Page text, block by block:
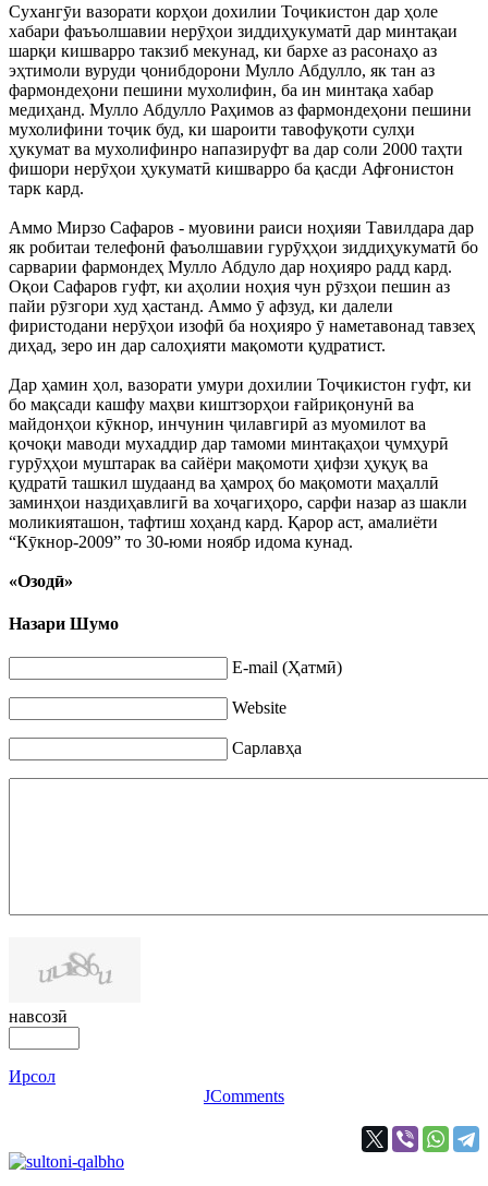
Сухангӯи вазорати корҳои дохилии Тоҷикистон дар ҳоле
хабари фаъъолшавии нерӯҳои зиддиҳукуматӣ дар минтақаи
шарқи кишварро такзиб мекунад, ки бархе аз расонаҳо аз
эҳтимоли вуруди ҷонибдорони Мулло Абдулло, як тан аз
фармондеҳони пешини мухолифин, ба ин минтақа хабар
медиҳанд. Мулло Абдулло Раҳимов аз фармондеҳони пешини
мухолифини тоҷик буд, ки шароити тавофуқоти сулҳи
ҳукумат ва мухолифинро напазируфт ва дар соли 2000 таҳти
фишори нерӯҳои ҳукуматӣ кишварро ба қасди Афғонистон
тарк кард.
Аммо Мирзо Сафаров - муовини раиси ноҳияи Тавилдара дар
як робитаи телефонӣ фаъолшавии гурӯҳҳои зиддиҳукуматӣ бо
сарварии фармондеҳ Мулло Абдуло дар ноҳияро радд кард.
Оқои Сафаров гуфт, ки аҳолии ноҳия чун рӯзҳои пешин аз
пайи рӯзгори худ ҳастанд. Аммо ӯ афзуд, ки далели
фиристодани нерӯҳои изофӣ ба ноҳияро ӯ наметавонад тавзеҳ
диҳад, зеро ин дар салоҳияти мақомоти қудратист.
Дар ҳамин ҳол, вазорати умури дохилии Тоҷикистон гуфт, ки
бо мақсади кашфу маҳви киштзорҳои ғайриқонунӣ ва
майдонҳои кӯкнор, инчунин ҷилавгирӣ аз муомилот ва
қочоқи маводи мухаддир дар тамоми минтақаҳои ҷумҳурӣ
гурӯҳҳои муштарак ва сайёри мақомоти ҳифзи ҳуқуқ ва
қудратӣ ташкил шудаанд ва ҳамроҳ бо мақомоти маҳаллӣ
заминҳои наздиҳавлигӣ ва хоҷагиҳоро, сарфи назар аз шакли
моликияташон, тафтиш хоҳанд кард. Қарор аст, амалиёти
“Кӯкнор-2009” то 30-юми ноябр идома кунад.
«Озодӣ»
Назари Шумо
E-mail (Ҳатмӣ)
Website
Сарлавҳа
навсозӣ
Ирсол
JComments